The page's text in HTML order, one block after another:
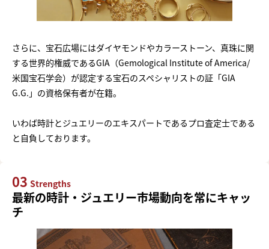
さらに、宝石広場にはダイヤモンドやカラーストーン、真珠に関
する世界的権威であるGIA（Gemological Institute of America/
米国宝石学会）が認定する宝石のスペシャリストの証「GIA
G.G.」の資格保有者が在籍。
いわば時計とジュエリーのエキスパートであるプロ査定士である
と自負しております。
03 Strengths
最新の時計・ジュエリー市場動向を常にキャッ
チ